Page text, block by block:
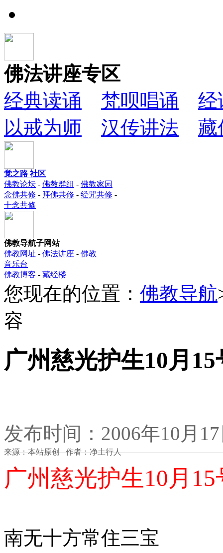
佛法讲座专区
经典读诵
梵呗唱诵
经
以戒为师
汉传讲法 藏
觉之路 社区
佛教论坛 - 佛教群组 - 佛教家园
念佛共修 - 拜佛共修 - 经咒共修 -
十念共修
佛教导航子网站
佛教网址 - 佛法讲座 - 佛教
音乐台
佛教博客 - 藏经楼
您现在的位置： 佛教导航
容
广州慈光护生10月
发布时间：2006年10月
来源：本站原创 作者：净土行人
广州慈光护生10月
南无十方常住三宝